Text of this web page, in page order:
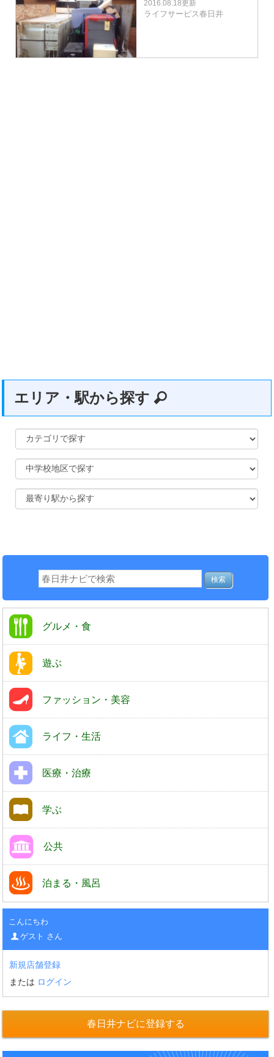
2016.08.18更新
ライフサービス春日井
エリア・駅から探す
グルメ・食
遊ぶ
ファッション・美容
ライフ・生活
医療・治療
学ぶ
公共
泊まる・風呂
こんにちわ
ゲスト さん
新規店舗登録
または ログイン
春日井ナビに登録する